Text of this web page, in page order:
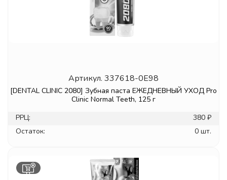
Артикул. 337618-0E98
[DENTAL CLINIC 2080] Зубная паста ЕЖЕДНЕВНЫЙ УХОД Pro
Clinic Normal Teeth, 125 г
РРЦ:
380 ₽
Остаток:
0 шт.